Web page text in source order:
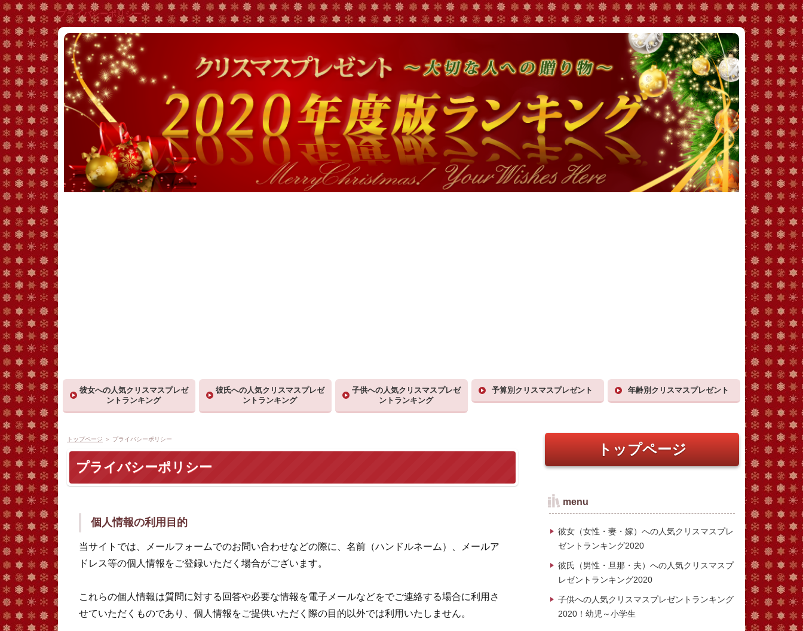
プライバシーポリシー
彼女への人気クリスマスプレゼ
ントランキング
彼氏への人気クリスマスプレゼ
ントランキング
子供への人気クリスマスプレゼ
ントランキング
予算別クリスマスプレゼント 年齢別クリスマスプレゼント
トップページ ＞ プライバシーポリシー
プライバシーポリシー
個人情報の利用目的
当サイトでは、メールフォームでのお問い合わせなどの際に、名前（ハンドルネーム）、メールア
ドレス等の個人情報をご登録いただく場合がございます。
これらの個人情報は質問に対する回答や必要な情報を電子メールなどをでご連絡する場合に利用さ
せていただくものであり、個人情報をご提供いただく際の目的以外では利用いたしません。
トップページ
menu
彼女（女性・妻・嫁）への人気クリスマスプレ
ゼントランキング2020
彼氏（男性・旦那・夫）への人気クリスマスプ
レゼントランキング2020
子供への人気クリスマスプレゼントランキング
2020！幼児～小学生